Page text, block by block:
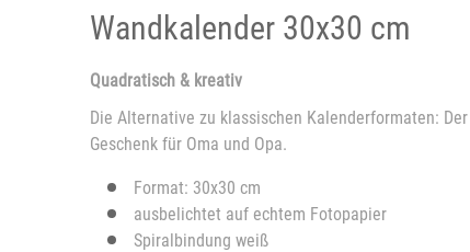
Wandkalender 30x30 cm
Quadratisch & kreativ
Die Alternative zu klassischen Kalenderformaten:
Geschenk für Oma und Opa.
Format: 30x30 cm
ausbelichtet auf echtem Fotopapier
Spiralbindung weiß